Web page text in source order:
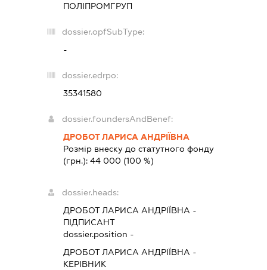
ПОЛІПРОМГРУП
dossier.opfSubType:
-
dossier.edrpo:
35341580
dossier.foundersAndBenef:
ДРОБОТ ЛАРИСА АНДРІЇВНА
Розмір внеску до статутного фонду
(грн.):44 000 (100 %)
dossier.heads:
ДРОБОТ ЛАРИСА АНДРІЇВНА -
ПІДПИСАНТ
dossier.position -
ДРОБОТ ЛАРИСА АНДРІЇВНА -
КЕРІВНИК